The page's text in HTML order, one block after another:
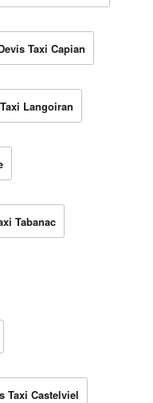
Taxi Capian
Langoiran
Tabanac
Taxi Castelviel